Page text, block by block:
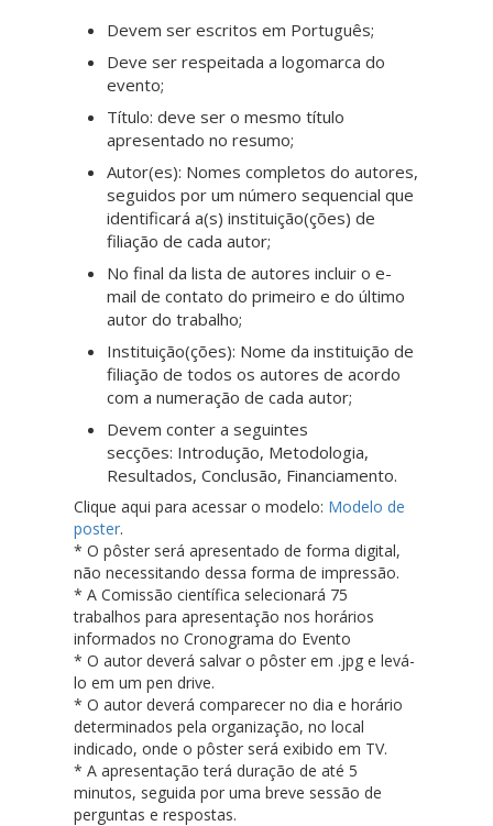
Devem ser escritos em Português;
Deve ser respeitada a logomarca do
evento;
Título: deve ser o mesmo título
apresentado no resumo;
Autor(es): Nomes completos do autores,
seguidos por um número sequencial que
identificará a(s) instituição(ções) de
filiação de cada autor;
No final da lista de autores incluir o e-
mail de contato do primeiro e do último
autor do trabalho;
Instituição(ções): Nome da instituição de
filiação de todos os autores de acordo
com a numeração de cada autor;
Devem conter a seguintes
secções: Introdução, Metodologia,
Resultados, Conclusão, Financiamento.
Clique aqui para acessar o modelo: Modelo de
poster.
* O pôster será apresentado de forma digital,
não necessitando dessa forma de impressão.
* A Comissão científica selecionará 75
trabalhos para apresentação nos horários
informados no Cronograma do Evento
* ⁠O autor deverá salvar o pôster em .jpg e levá-
lo em um pen drive.
* O autor deverá comparecer no dia e horário
determinados pela organização, no local
indicado, onde o pôster será exibido em TV.
* A apresentação terá duração de até 5
minutos, seguida por uma breve sessão de
perguntas e respostas.